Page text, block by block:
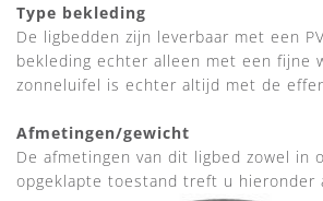
Type bekleding
De ligbedden zijn leverbaar met een
bekleding echter alleen met een fijne
zonneluifel is echter altijd met de
Afmetingen/gewicht
De afmetingen van dit ligbed zowel in
opgeklapte toestand treft u hieronder